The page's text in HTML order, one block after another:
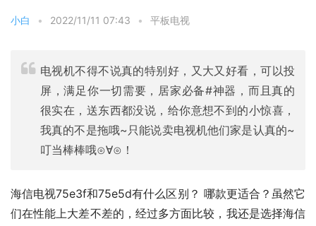
小白 • 2022/11/11 07:43 • 平板电视
电视机不得不说真的特别好，又大又好看，可以投
屏，满足你一切需要，居家必备#神器，而且真的
很实在，送东西都没说，给你意想不到的小惊喜，
我真的不是拖哦~只能说卖电视机他们家是认真的~
叮当棒棒哦⊙∀⊙！
海信电视75e3f和75e5d有什么区别？ 哪款更适合？虽然它
们在性能上大差不差的，经过多方面比较，我还是选择海信